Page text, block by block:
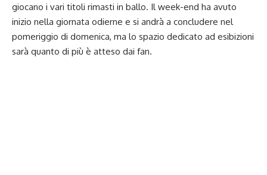
giocano i vari titoli rimasti in ballo. Il week-end ha avuto
inizio nella giornata odierne e si andrà a concludere nel
pomeriggio di domenica, ma lo spazio dedicato ad esibizioni
sarà quanto di più è atteso dai fan.